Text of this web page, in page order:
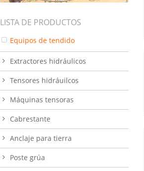
LISTA DE PRODUCTOS
Equipos de tendido
Extractores hidráulicos
Tensores hidráuilcos
Máquinas tensoras
Cabrestante
Anclaje para tierra
Poste grúa